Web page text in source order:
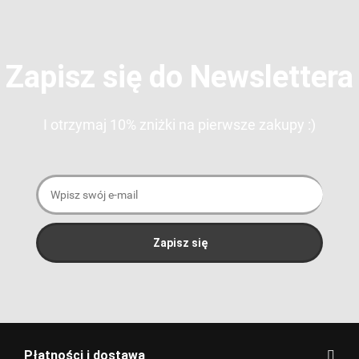
Zapisz się do Newslettera
I otrzymaj 10% zniżki na pierwsze zakupy :)
Płatności i dostawa